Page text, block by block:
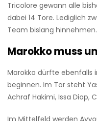
Tricolore gewann alle
dabei 14 Tore. Lediglich
Team bislang hinnehmen.
Marokko muss
Marokko dürfte ebenfalls
beginnen. Im Tor steht
Achraf Hakimi, Issa Diop,